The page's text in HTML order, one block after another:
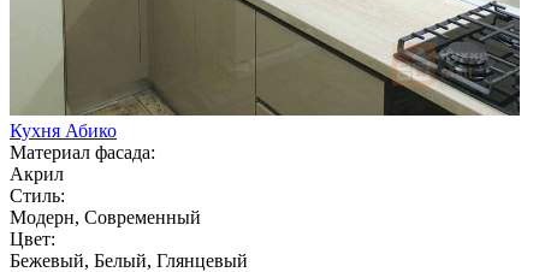
Кухня Абико
Материал фасада:
Акрил
Стиль:
Модерн, Современный
Цвет:
Бежевый, Белый, Глянцевый